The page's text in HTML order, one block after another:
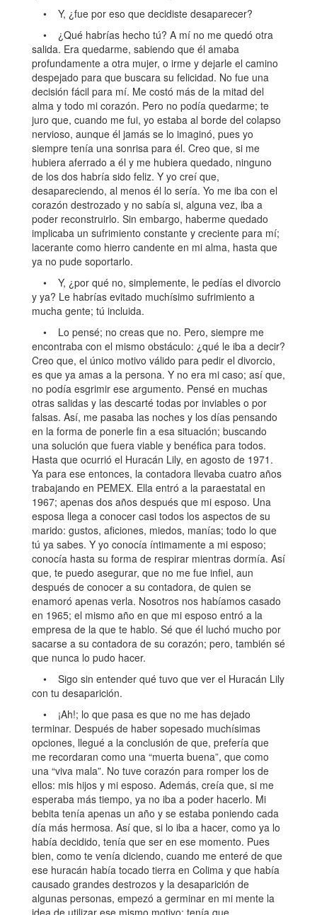
• Y, ¿fue por eso que decidiste desaparecer?
• ¿Qué habrías hecho tú? A mí no me quedó otra
salida. Era quedarme, sabiendo que él amaba
profundamente a otra mujer, o irme y dejarle el camino
despejado para que buscara su felicidad. No fue una
decisión fácil para mí. Me costó más de la mitad del
alma y todo mi corazón. Pero no podía quedarme; te
juro que, cuando me fui, yo estaba al borde del colapso
nervioso, aunque él jamás se lo imaginó, pues yo
siempre tenía una sonrisa para él. Creo que, si me
hubiera aferrado a él y me hubiera quedado, ninguno
de los dos habría sido feliz. Y yo creí que,
desapareciendo, al menos él lo sería. Yo me iba con el
corazón destrozado y no sabía si, alguna vez, iba a
poder reconstruirlo. Sin embargo, haberme quedado
implicaba un sufrimiento constante y creciente para mí;
lacerante como hierro candente en mi alma, hasta que
ya no pude soportarlo.
• Y, ¿por qué no, simplemente, le pedías el divorcio
y ya? Le habrías evitado muchísimo sufrimiento a
mucha gente; tú incluida.
• Lo pensé; no creas que no. Pero, siempre me
encontraba con el mismo obstáculo: ¿qué le iba a decir?
Creo que, el único motivo válido para pedir el divorcio,
es que ya amas a la persona. Y no era mi caso; así que,
no podía esgrimir ese argumento. Pensé en muchas
otras salidas y las descarté todas por inviables o por
falsas. Así, me pasaba las noches y los días pensando
en la forma de ponerle fin a esa situación; buscando
una solución que fuera viable y benéfica para todos.
Hasta que ocurrió el Huracán Lily, en agosto de 1971.
Ya para ese entonces, la contadora llevaba cuatro años
trabajando en PEMEX. Ella entró a la paraestatal en
1967; apenas dos años después que mi esposo. Una
esposa llega a conocer casi todos los aspectos de su
marido: gustos, aficiones, miedos, manías; todo lo que
tú ya sabes. Y yo conocía íntimamente a mi esposo;
conocía hasta su forma de respirar mientras dormía. Así
que, te puedo asegurar, que no me fue infiel, aun
después de conocer a su contadora, de quien se
enamoró apenas verla. Nosotros nos habíamos casado
en 1965; el mismo año en que mi esposo entró a la
empresa de la que te hablo. Sé que él luchó mucho por
sacarse a su contadora de su corazón; pero, también sé
que nunca lo pudo hacer.
• Sigo sin entender qué tuvo que ver el Huracán Lily
con tu desaparición.
• ¡Ah!; lo que pasa es que no me has dejado
terminar. Después de haber sopesado muchísimas
opciones, llegué a la conclusión de que, prefería que
me recordaran como una “muerta buena”, que como
una “viva mala”. No tuve corazón para romper los de
ellos: mis hijos y mi esposo. Además, creía que, si me
esperaba más tiempo, ya no iba a poder hacerlo. Mi
bebita tenía apenas un año y se estaba poniendo cada
día más hermosa. Así que, si lo iba a hacer, como ya lo
había decidido, tenía que ser en ese momento. Pues
bien, como te venía diciendo, cuando me enteré de que
ese huracán había tocado tierra en Colima y que había
causado grandes destrozos y la desaparición de
algunas personas, empezó a germinar en mi mente la
idea de utilizar ese mismo motivo: tenía que